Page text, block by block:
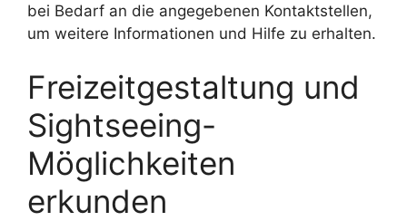
bei Bedarf an die angegebenen Kontaktstellen,
um weitere Informationen und Hilfe zu erhalten.
Freizeitgestaltung und
Sightseeing-
Möglichkeiten
erkunden